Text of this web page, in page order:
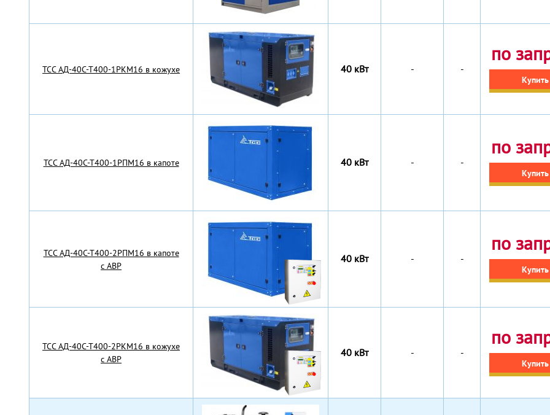
TCC АД-40С-Т400-1РКМ16 в кожухе 40 кВт - -
по
Купить
TCC АД-40С-Т400-1РПМ16 в капоте 40 кВт - -
по
Купить
TCC АД-40С-Т400-2РПМ16 в капоте
с АВР
40 кВт - -
по
Купить
TCC АД-40С-Т400-2РКМ16 в кожухе
с АВР
40 кВт - -
по
Купить